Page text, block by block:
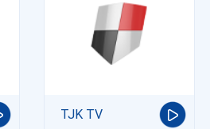
TJK TV